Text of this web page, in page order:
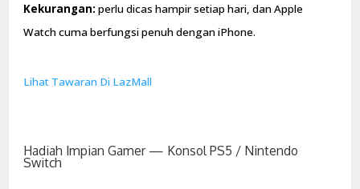
Kekurangan: perlu dicas hampir setiap hari, dan Apple
Watch cuma berfungsi penuh dengan iPhone.
Lihat Tawaran Di LazMall
Hadiah Impian Gamer — Konsol PS5 / Nintendo
Switch